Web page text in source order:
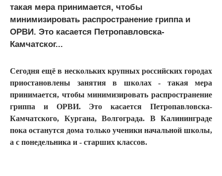
такая мера принимается, чтобы
минимизировать распространение гриппа и
ОРВИ. Это касается Петропавловска-
Камчатског...
Сегодня ещё в нескольких крупных российских городах
приостановлены занятия в школах - такая мера
принимается, чтобы минимизировать распространение
гриппа и ОРВИ. Это касается Петропавловска-
Камчатского, Кургана, Волгограда. В Калининграде
пока останутся дома только ученики начальной школы,
а с понедельника и - старших классов.